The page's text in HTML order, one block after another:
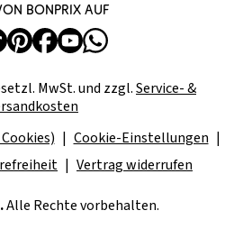
bonprix auf
MwSt. und zzgl.Service- &
Cookie-Einstellungen
Vertrag widerrufen
Alle Rechte vorbehalten.